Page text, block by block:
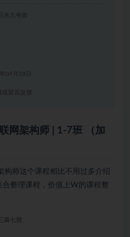
永久有效
09月28日
留言反馈
网架构师 | 1-7班 （加
构师这个课程相比不用过多介绍
合整理课程，价值上W的课程整